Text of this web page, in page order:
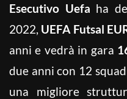
Esecutivo Uefa ha
2022, UEFA Futsal
anni e vedrà in gara
due anni con 12
una migliore